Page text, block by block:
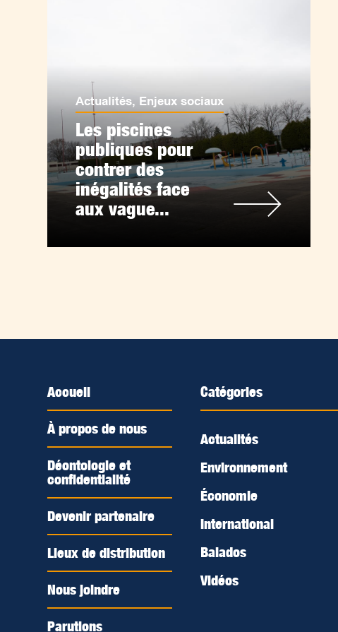
Actualités, Enjeux sociaux
Les piscines
publiques pour
contrer des
inégalités face
aux vague...
Accueil
À propos de nous
Déontologie et
confidentialité
Devenir partenaire
Lieux de distribution
Nous joindre
Parutions
Catégories
Actualités
Environnement
Économie
International
Balados
Vidéos